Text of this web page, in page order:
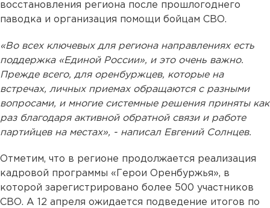
восстановления региона после прошлогоднего
паводка и организация помощи бойцам СВО.
«Во всех ключевых для региона направлениях есть
поддержка «Единой России», и это очень важно.
Прежде всего, для оренбуржцев, которые на
встречах, личных приемах обращаются с разными
вопросами, и многие системные решения приняты как
раз благодаря активной обратной связи и работе
партийцев на местах», - написал Евгений Солнцев.
Отметим, что в регионе продолжается реализация
кадровой программы «Герои Оренбуржья», в
которой зарегистрировано более 500 участников
СВО. А 12 апреля ожидается подведение итогов по